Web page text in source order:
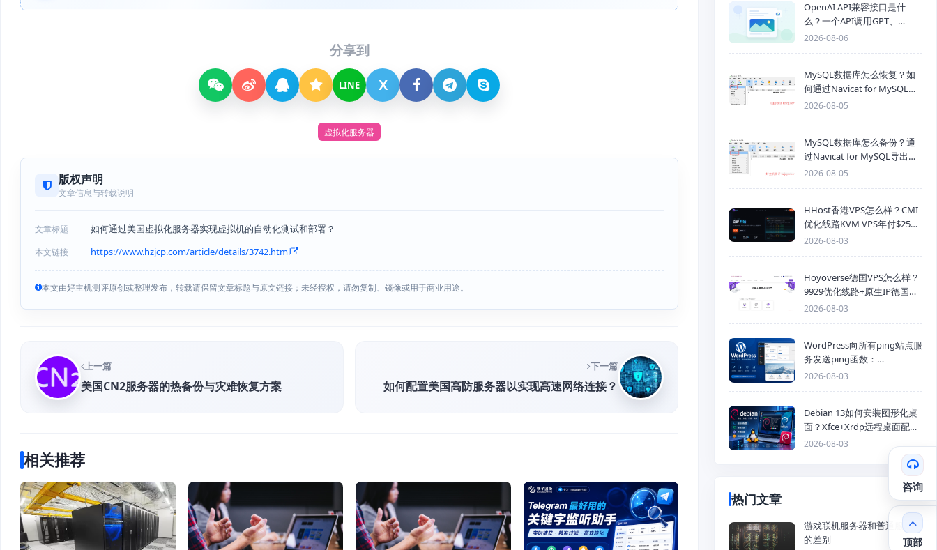
分享到
LINE X
虚拟化服务器
版权声明
文章信息与转载说明
文章标题 如何通过美国虚拟化服务器实现虚拟机的自动化测试和部署？
本文链接 https://www.hzjcp.com/article/details/3742.html
本文由好主机测评原创或整理发布，转载请保留文章标题与原文链接；未经授权，请勿复制、镜像或用于商业用途。
上一篇
美国CN2服务器的热备份与灾难恢复方案
下一篇
如何配置美国高防服务器以实现高速网络连接？
相关推荐
OpenAI API兼容接口是什
么？一个API调用GPT、
Claude、Gemini、DeepSeek
2026-08-06
MySQL数据库怎么恢复？如
何通过Navicat for MySQL导
入SQL备份文件
2026-08-05
MySQL数据库怎么备份？通
过Navicat for MySQL导出
Mysql数据库为SQL格式备份
2026-08-05
HHost香港VPS怎么样？CMI
优化线路KVM VPS年付$25
起，4GB内存优惠套餐
2026-08-03
Hoyoverse德国VPS怎么样？
9929优化线路+原生IP德国
KVM VPS推荐
2026-08-03
WordPress向所有ping站点服
务发送ping函数：
generic_ping
2026-08-03
Debian 13如何安装图形化桌
面？Xfce+Xrdp远程桌面配置
教程
2026-08-03
热门文章
游戏联机服务器和普通服务器
的差别
咨询
顶部